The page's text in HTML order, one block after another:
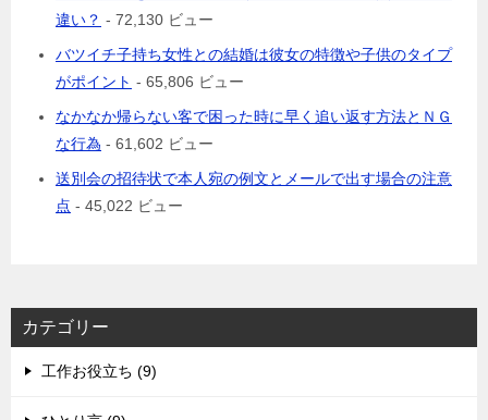
違い？ - 72,130 ビュー
バツイチ子持ち女性との結婚は彼女の特徴や子供のタイプ
がポイント - 65,806 ビュー
なかなか帰らない客で困った時に早く追い返す方法とＮＧ
な行為 - 61,602 ビュー
送別会の招待状で本人宛の例文とメールで出す場合の注意
点 - 45,022 ビュー
カテゴリー
工作お役立ち (9)